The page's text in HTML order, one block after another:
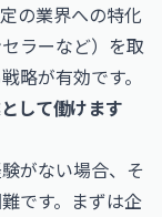
の業界への特化
ラーなど）を取
略が有効です。
して働けます
がない場合、そ
です。まずは企